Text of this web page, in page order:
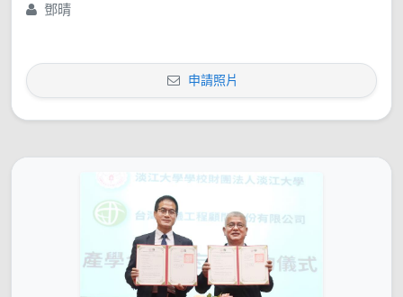
鄧晴
申請照片